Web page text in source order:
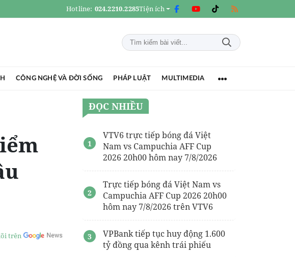
Hotline: 024.2210.2285Tiện ích
CÔNG NGHỆ VÀ ĐỜI SỐNG PHÁP LUẬT MULTIMEDIA
trên
ĐỌC NHIỀU
VTV6 trực tiếp bóng đá Việt
Nam vs Campuchia AFF Cup
2026 20h00 hôm nay 7/8/2026
Trực tiếp bóng đá Việt Nam vs
Campuchia AFF Cup 2026 20h00
hôm nay 7/8/2026 trên VTV6
VPBank tiếp tục huy động 1.600
tỷ đồng qua kênh trái phiếu